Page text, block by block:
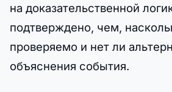
на доказательственной
подтверждено, чем,
проверяемо и нет ли
объяснения события.